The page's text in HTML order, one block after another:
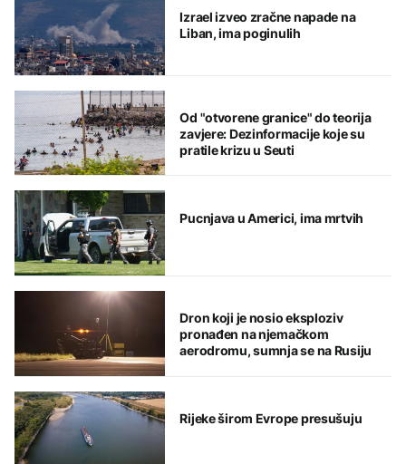
Izrael izveo zračne napade na
Liban, ima poginulih
Od "otvorene granice" do teorija
zavjere: Dezinformacije koje su
pratile krizu u Seuti
Pucnjava u Americi, ima mrtvih
Dron koji je nosio eksploziv
pronađen na njemačkom
aerodromu, sumnja se na Rusiju
Rijeke širom Evrope presušuju